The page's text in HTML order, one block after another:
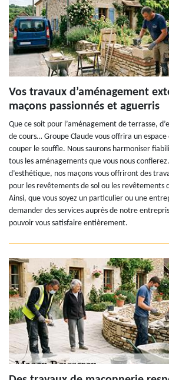
Vos travaux d’aménagement
maçons passionnés et aguerris
Que ce soit pour l’aménagement de terrasse,
de cours… Groupe Claude vous offrira un
couper le souffle. Nous saurons harmoniser
tous les aménagements que vous nous
d’esthétique, nos maçons vous offriront des
pour les revêtements de sol ou les revêtements
Ainsi, que vous soyez un particulier ou une
demander des services auprès de notre
pouvoir vous satisfaire entièrement.